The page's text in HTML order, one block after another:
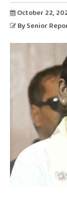
October 22,
By Senior